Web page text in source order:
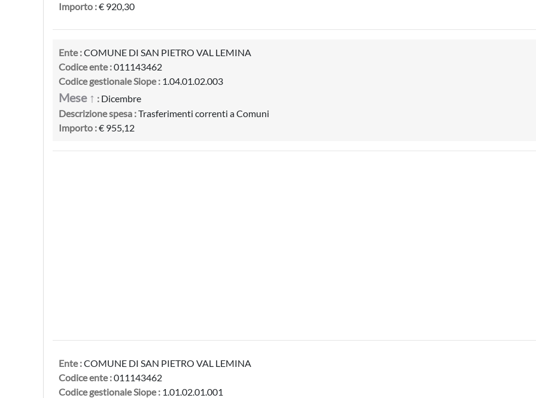
Importo :€ 920,30
Ente :COMUNE DI SAN PIETRO VAL LEMINA
Codice ente :011143462
Codice gestionale Siope : 1.04.01.02.003
Mese ↑ : Dicembre
Descrizione spesa :Trasferimenti correnti a Comuni
Importo :€ 955,12
Ente :COMUNE DI SAN PIETRO VAL LEMINA
Codice ente :011143462
Codice gestionale Siope : 1.01.02.01.001